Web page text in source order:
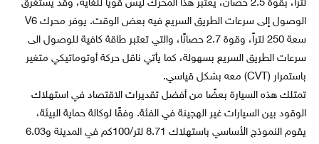
لترًا، بقوة 2.5 حصان، يعتبر هذا المحرك ليس قوياً للغاية، وقد يستغرق
الوصول إلى سرعات الطريق السريع فيه بعض الوقت. يوفر محرك V6
سعة 250 لتراً، وقوة 2.7 حصانًا، والتي تعتبر طاقة كافية للوصول الى
سرعات الطريق السريع بسهولة، كما يأتي ناقل حركة أوتوماتيكي متغير
باستمرار (CVT) معه بشكل قياسي.
تمتلك هذه السيارة بعضًا من أفضل تقديرات الاقتصاد في استهلاك
الوقود بين السيارات غير الهجينة في الفئة. وفقًا لوكالة حماية البيئة،
يقوم النموذج الأساسي باستهلاك 8.71 لتر/100كم في المدينة و6.03